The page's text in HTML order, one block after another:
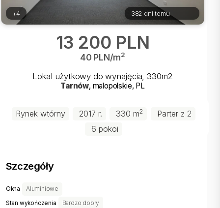
+4 382 dni temu
13 200 PLN
40 PLN/m2
Lokal użytkowy do wynajęcia, 330m2
Tarnów, malopolskie, PL
Rynek wtórny 2017 r. 330 m2 Parter z 2
6 pokoi
Szczegóły
Okna Aluminiowe
Stan wykończenia Bardzo dobry